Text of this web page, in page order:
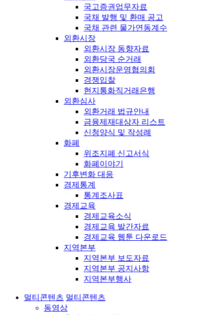
국고증권업무자료
국채 발행 및 환매 공고
국채 관련 물가연동계수
외환시장
외환시장 동향자료
외환당국 순거래
외환시장운영협의회
경쟁입찰
현지통화직거래은행
외환심사
외환거래 법규안내
금융제재대상자 리스트
신청양식 및 작성례
화폐
위조지폐 신고서식
화폐이야기
기후변화 대응
경제통계
통계조사표
경제교육
경제교육소식
경제교육 발간자료
경제교육 웹툰 다운로드
지역본부
지역본부 보도자료
지역본부 공지사항
지역본부행사
멀티콘텐츠 멀티콘텐츠
동영상